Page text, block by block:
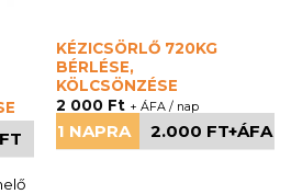
KÉZICSÖRLŐ 720KG
BÉRLÉSE,
KÖLCSÖNZÉSE
2 000 Ft + ÁFA / nap
1 NAPRA 2.000 FT+ÁFA